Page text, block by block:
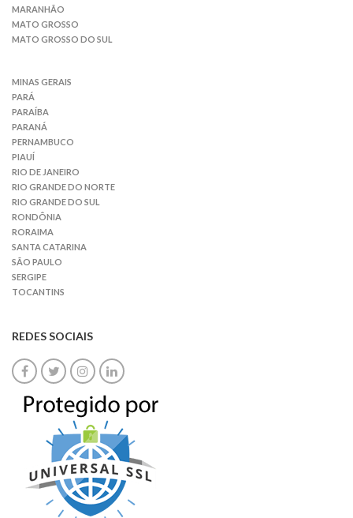
MARANHÃO
MATO GROSSO
MATO GROSSO DO SUL
MINAS GERAIS
PARÁ
PARAÍBA
PARANÁ
PERNAMBUCO
PIAUÍ
RIO DE JANEIRO
RIO GRANDE DO NORTE
RIO GRANDE DO SUL
RONDÔNIA
RORAIMA
SANTA CATARINA
SÃO PAULO
SERGIPE
TOCANTINS
REDES SOCIAIS